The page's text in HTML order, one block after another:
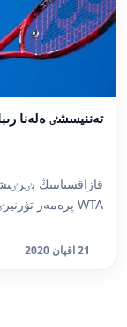
تەننيسشٸ ەلەنا
WTA پرەمەر تۋرنيرٸنٸڭ فينالىنا شىقتى, دەپ حا...
21 اقپان 2020